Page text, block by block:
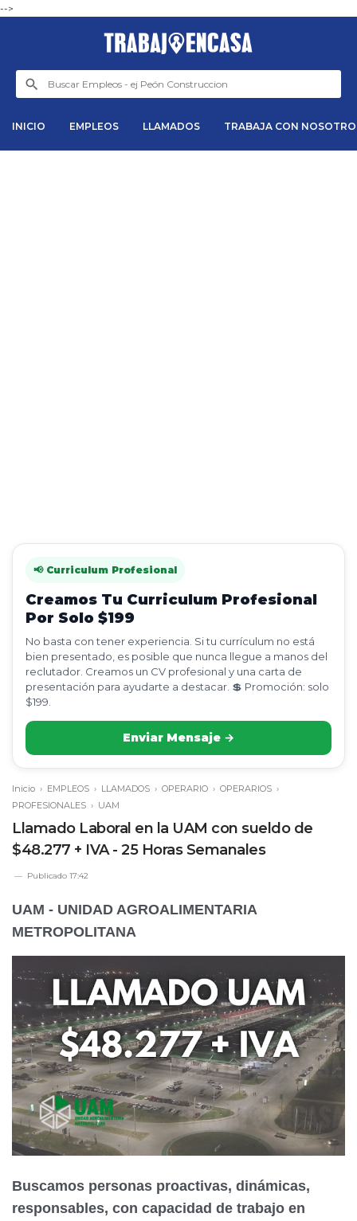
-->
INICIO EMPLEOS LLAMADOS TRABAJA CON
📢 Curriculum Profesional
Creamos Tu Curriculum Profesional
Por Solo $199
No basta con tener experiencia. Si tu currículum no está
bien presentado, es posible que nunca llegue a manos del
reclutador. Creamos un CV profesional y una carta de
presentación para ayudarte a destacar. 💲 Promoción: solo
$199.
Enviar Mensaje →
Inicio › EMPLEOS › LLAMADOS › OPERARIO › OPERARIOS ›
PROFESIONALES › UAM
Llamado Laboral en la UAM con sueldo de
$48.277 + IVA - 25 Horas Semanales
Publicado 17:42
UAM - UNIDAD AGROALIMENTARIA
METROPOLITANA
Buscamos personas proactivas, dinámicas,
responsables, con capacidad de trabajo en